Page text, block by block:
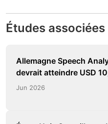
Études associées
Allemagne Speech
devrait atteindre USD
Jun 2026